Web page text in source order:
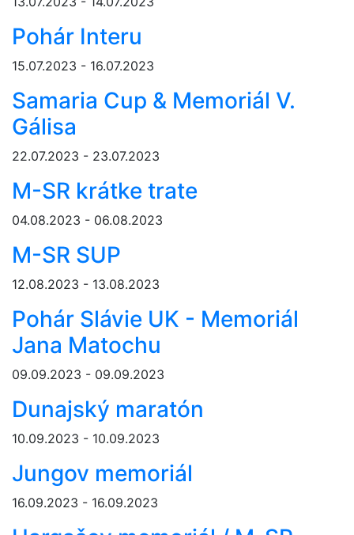
Pohár Interu
15.07.2023 - 16.07.2023
Samaria Cup & Memoriál V.
Gálisa
22.07.2023 - 23.07.2023
M-SR krátke trate
04.08.2023 - 06.08.2023
M-SR SUP
12.08.2023 - 13.08.2023
Pohár Slávie UK - Memoriál
Jana Matochu
09.09.2023 - 09.09.2023
Dunajský maratón
10.09.2023 - 10.09.2023
Jungov memoriál
16.09.2023 - 16.09.2023